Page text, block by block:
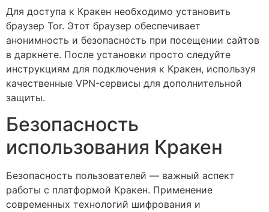
Для доступа к Кракен необходимо установить
браузер Tor. Этот браузер обеспечивает
анонимность и безопасность при посещении сайтов
в даркнете. После установки просто следуйте
инструкциям для подключения к Кракен, используя
качественные VPN-сервисы для дополнительной
защиты.
Безопасность
использования Кракен
Безопасность пользователей — важный аспект
работы с платформой Кракен. Применение
современных технологий шифрования и